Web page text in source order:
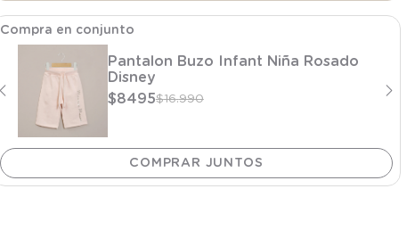
Compra en conjunto
Pantalon Buzo Infant Niña Rosado
Disney
$8495$16.990